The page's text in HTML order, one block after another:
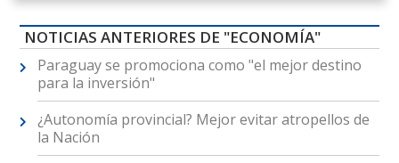
NOTICIAS ANTERIORES DE "ECONOMÍA"
Paraguay se promociona como "el mejor destino
para la inversión"
¿Autonomía provincial? Mejor evitar atropellos de
la Nación